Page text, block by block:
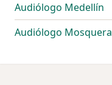
Audiólogo Medellín
Audiólogo Mosquera